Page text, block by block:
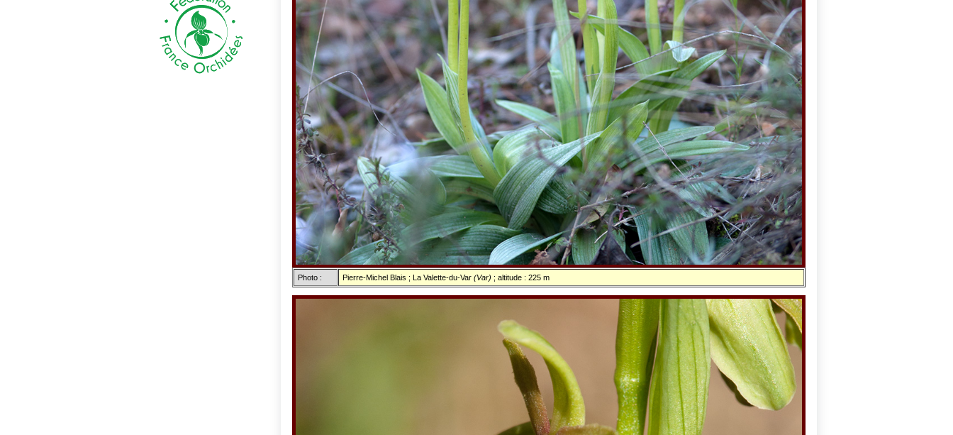
Photo : Pierre-Michel Blais ; La Valette-du-Var (Var) ; altitude : 225 m